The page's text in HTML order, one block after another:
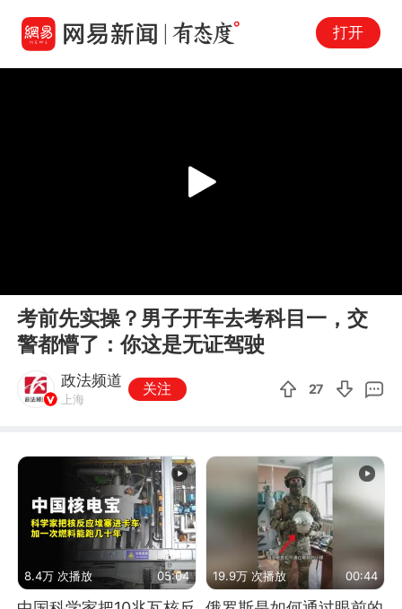
打开
Play
考前先实操？男子开车去考科目一，交
警都懵了：你这是无证驾驶
政法频道
上海
关注 27
8.4万 次播放 05:04 19.9万 次播放 00:44